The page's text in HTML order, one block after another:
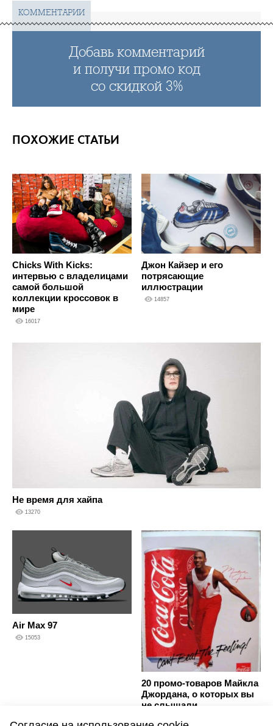
КОММЕНТАРИИ
Добавь комментарий
и получи промо код
со скидкой 3%
ПОХОЖИЕ СТАТЬИ
Chicks With Kicks:
интервью с владелицами
самой большой
коллекции кроссовок в
мире
16017
Джон Кайзер и его
потрясающие
иллюстрации
14857
Не время для хайпа
13270
Air Max 97
15053
20 промо-товаров Майкла
Джордана, о которых вы
не слышали